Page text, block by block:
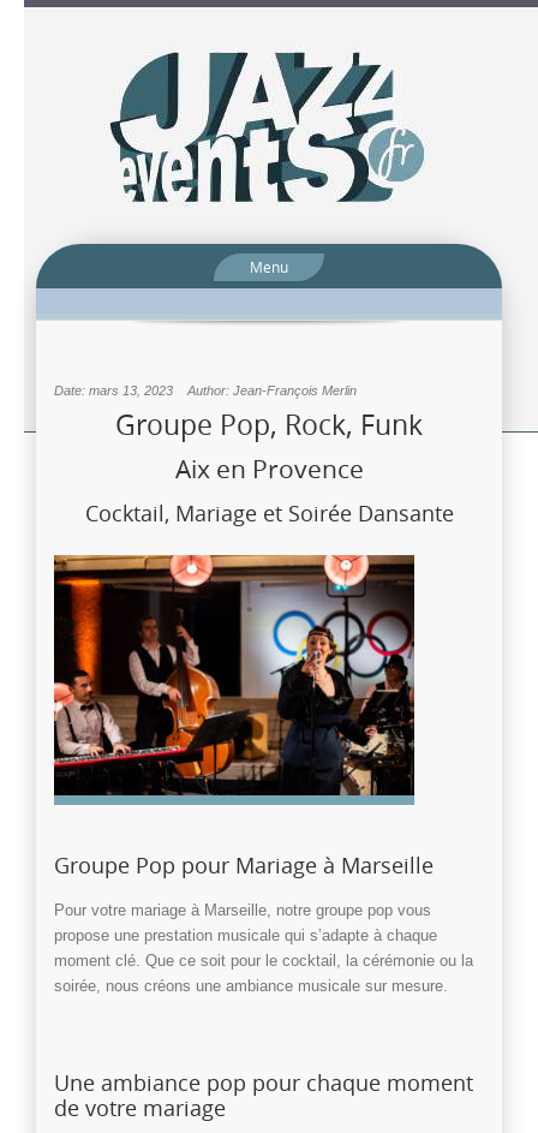
Menu
Date: mars 13, 2023 Author: Jean-François Merlin
Groupe Pop, Rock, Funk
Aix en Provence
Cocktail, Mariage et Soirée Dansante
Groupe Pop pour Mariage à Marseille
Pour votre mariage à Marseille, notre groupe pop vous
propose une prestation musicale qui s’adapte à chaque
moment clé. Que ce soit pour le cocktail, la cérémonie ou la
soirée, nous créons une ambiance musicale sur mesure.
Une ambiance pop pour chaque moment
de votre mariage